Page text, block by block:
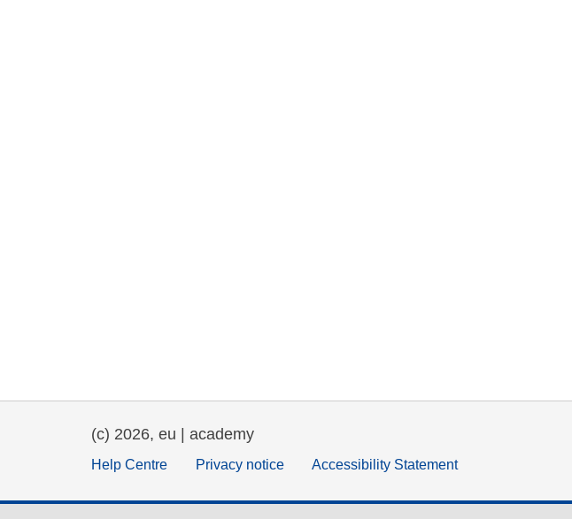
(c) 2026, eu | academy
Help Centre Privacy notice Accessibility Statement